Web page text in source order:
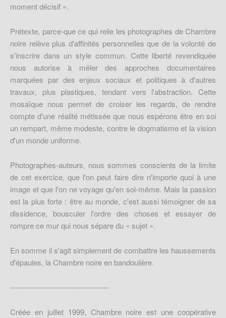
moment décisif ».
Prétexte, parce-que ce qui relie les photographes de Chambre
noire relève plus d'affinités personnelles que de la volonté de
s'inscrire dans un style commun. Cette liberté revendiquée
nous autorise à mêler des approches documentaires
marquées par des enjeux sociaux et politiques à d'autres
travaux, plus plastiques, tendant vers l'abstraction. Cette
mosaïque nous permet de croiser les regards, de rendre
compte d'une réalité métissée que nous espérons être en soi
un rempart, même modeste, contre le dogmatisme et la vision
d'un monde uniforme.
Photographes-auteurs, nous sommes conscients de la limite
de cet exercice, que l'on peut faire dire n'importe quoi à une
image et que l'on ne voyage qu'en soi-même. Mais la passion
est la plus forte : être au monde, c'est aussi témoigner de sa
dissidence, bousculer l'ordre des choses et essayer de
rompre ce mur qui nous sépare du « sujet ».
En somme il s'agit simplement de combattre les haussements
d'épaules, la Chambre noire en bandoulière.
---------------------------------------
Créée en juillet 1999, Chambre noire est une coopérative